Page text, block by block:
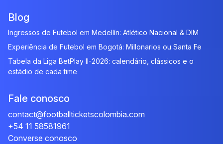
Blog
Ingressos de Futebol em Medellín: Atlético Nacional & DIM
Experiência de Futebol em Bogotá: Millonarios ou Santa Fe
Tabela da Liga BetPlay II-2026: calendário, clássicos e o
estádio de cada time
Fale conosco
contact@footballticketscolombia.com
+54 11 58581961
Converse conosco